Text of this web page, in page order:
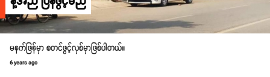
မနက်ဖြန်မှာ စတင်ဖွင့်လှစ်မှာဖြစ်ပါတယ်။
6 years ago